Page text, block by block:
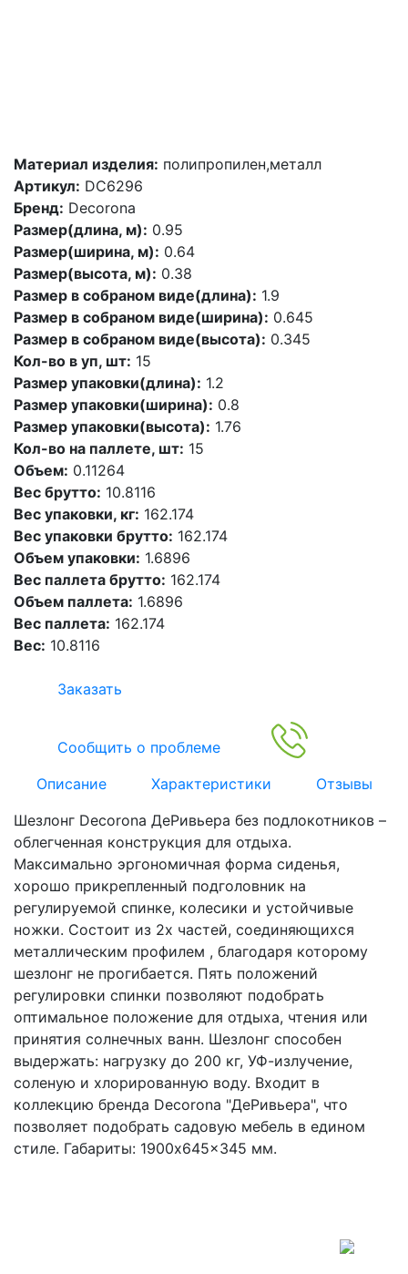
Материал изделия: полипропилен,металл
Артикул: DC6296
Бренд: Decorona
Размер(длина, м): 0.95
Размер(ширина, м): 0.64
Размер(высота, м): 0.38
Размер в собраном виде(длина): 1.9
Размер в собраном виде(ширина): 0.645
Размер в собраном виде(высота): 0.345
Кол-во в уп, шт: 15
Размер упаковки(длина): 1.2
Размер упаковки(ширина): 0.8
Размер упаковки(высота): 1.76
Кол-во на паллете, шт: 15
Объем: 0.11264
Вес брутто: 10.8116
Вес упаковки, кг: 162.174
Вес упаковки брутто: 162.174
Объем упаковки: 1.6896
Вес паллета брутто: 162.174
Объем паллета: 1.6896
Вес паллета: 162.174
Вес: 10.8116
Заказать
Сообщить о проблеме
Описание
Характеристики
Отзывы
Шезлонг Decorona ДеРивьера без подлокотников –
облегченная конструкция для отдыха.
Максимально эргономичная форма сиденья,
хорошо прикрепленный подголовник на
регулируемой спинке, колесики и устойчивые
ножки. Состоит из 2х частей, соединяющихся
металлическим профилем , благодаря которому
шезлонг не прогибается. Пять положений
регулировки спинки позволяют подобрать
оптимальное положение для отдыха, чтения или
принятия солнечных ванн. Шезлонг способен
выдержать: нагрузку до 200 кг, УФ-излучение,
соленую и хлорированную воду. Входит в
коллекцию бренда Decorona "ДеРивьера", что
позволяет подобрать садовую мебель в едином
стиле. Габариты: 1900x645x345 мм.